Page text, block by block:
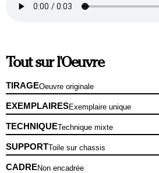
Tout sur l'Oeuvre
TIRAGEOeuvre originale
EXEMPLAIRESExemplaire unique
TECHNIQUETechnique mixte
SUPPORTToile sur chassis
CADRENon encadrée